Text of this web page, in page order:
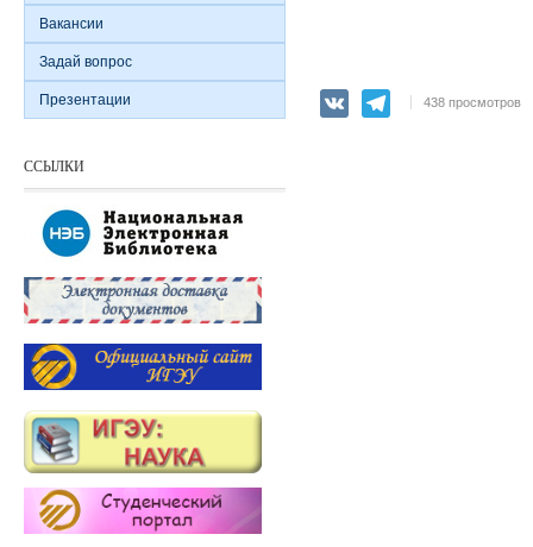
VK Telegram
438 просмотров
Вакансии
Задай вопрос
Презентации
ССЫЛКИ